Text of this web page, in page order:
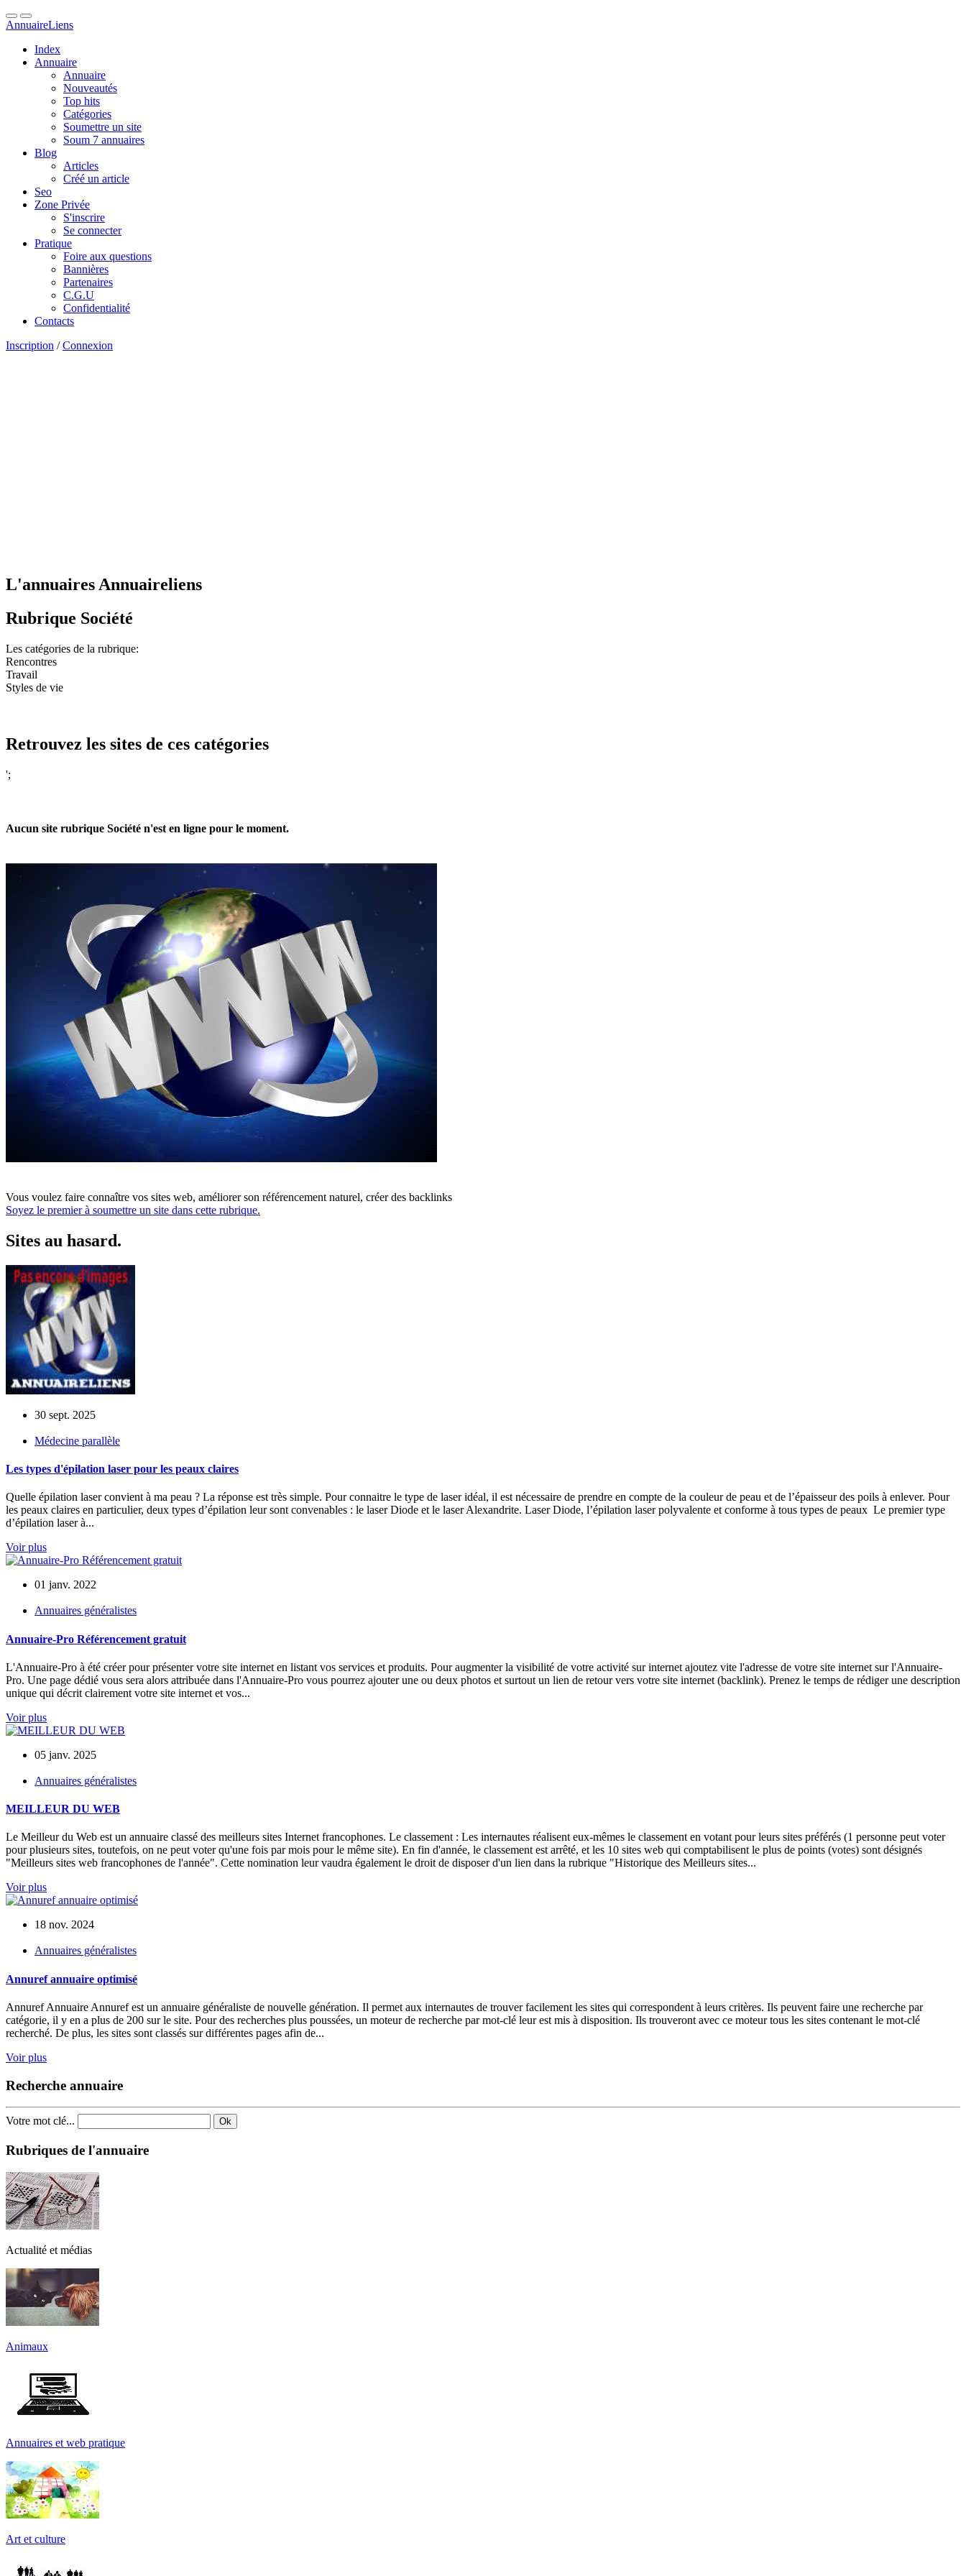
AnnuaireLiens
Index
Annuaire
Annuaire
Nouveautés
Top hits
Catégories
Soumettre un site
Soum 7 annuaires
Blog
Articles
Créé un article
Seo
Zone Privée
S'inscrire
Se connecter
Pratique
Foire aux questions
Bannières
Partenaires
C.G.U
Confidentialité
Contacts
Inscription /Connexion
L'annuaires Annuaireliens
Rubrique Société
Les catégories de la rubrique:
Rencontres
Travail
Styles de vie
Retrouvez les sites de ces catégories
';
Aucun site rubrique Société n'est en ligne pour le moment.
Vous voulez faire connaître vos sites web, améliorer son référencement naturel, créer des backlinks
Soyez le premier à soumettre un site dans cette rubrique.
Sites au hasard.
30 sept. 2025
Médecine parallèle
Les types d'épilation laser pour les peaux claires
Quelle épilation laser convient à ma peau ? La réponse est très simple. Pour connaitre le type de laser idéal, il est nécessaire de prendre en compte de la couleur de peau et de l’épaisseur des poils à enlever. Pour
les peaux claires en particulier, deux types d’épilation leur sont convenables : le laser Diode et le laser Alexandrite. Laser Diode, l’épilation laser polyvalente et conforme à tous types de peaux Le premier type
d’épilation laser à...
Voir plus
01 janv. 2022
Annuaires généralistes
Annuaire-Pro Référencement gratuit
L'Annuaire-Pro à été créer pour présenter votre site internet en listant vos services et produits. Pour augmenter la visibilité de votre activité sur internet ajoutez vite l'adresse de votre site internet sur l'Annuaire-
Pro. Une page dédié vous sera alors attribuée dans l'Annuaire-Pro vous pourrez ajouter une ou deux photos et surtout un lien de retour vers votre site internet (backlink). Prenez le temps de rédiger une description
unique qui décrit clairement votre site internet et vos...
Voir plus
05 janv. 2025
Annuaires généralistes
MEILLEUR DU WEB
Le Meilleur du Web est un annuaire classé des meilleurs sites Internet francophones. Le classement : Les internautes réalisent eux-mêmes le classement en votant pour leurs sites préférés (1 personne peut voter
pour plusieurs sites, toutefois, on ne peut voter qu'une fois par mois pour le même site). En fin d'année, le classement est arrêté, et les 10 sites web qui comptabilisent le plus de points (votes) sont désignés
"Meilleurs sites web francophones de l'année". Cette nomination leur vaudra également le droit de disposer d'un lien dans la rubrique "Historique des Meilleurs sites...
Voir plus
18 nov. 2024
Annuaires généralistes
Annuref annuaire optimisé
Annuref Annuaire Annuref est un annuaire généraliste de nouvelle génération. Il permet aux internautes de trouver facilement les sites qui correspondent à leurs critères. Ils peuvent faire une recherche par
catégorie, il y en a plus de 200 sur le site. Pour des recherches plus poussées, un moteur de recherche par mot-clé leur est mis à disposition. Ils trouveront avec ce moteur tous les sites contenant le mot-clé
recherché. De plus, les sites sont classés sur différentes pages afin de...
Voir plus
Recherche annuaire
Votre mot clé... Ok
Rubriques de l'annuaire
Actualité et médias
Animaux
Annuaires et web pratique
Art et culture